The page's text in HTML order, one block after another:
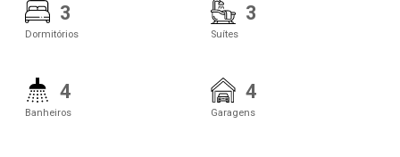
3
Dormitórios
3
Suítes
4
Banheiros
4
Garagens